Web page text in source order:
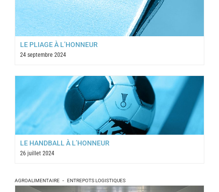
LE PLIAGE À L’HONNEUR
24 septembre 2024
LE HANDBALL À L’HONNEUR
26 juillet 2024
AGROALIMENTAIRE - ENTREPOTS LOGISTIQUES